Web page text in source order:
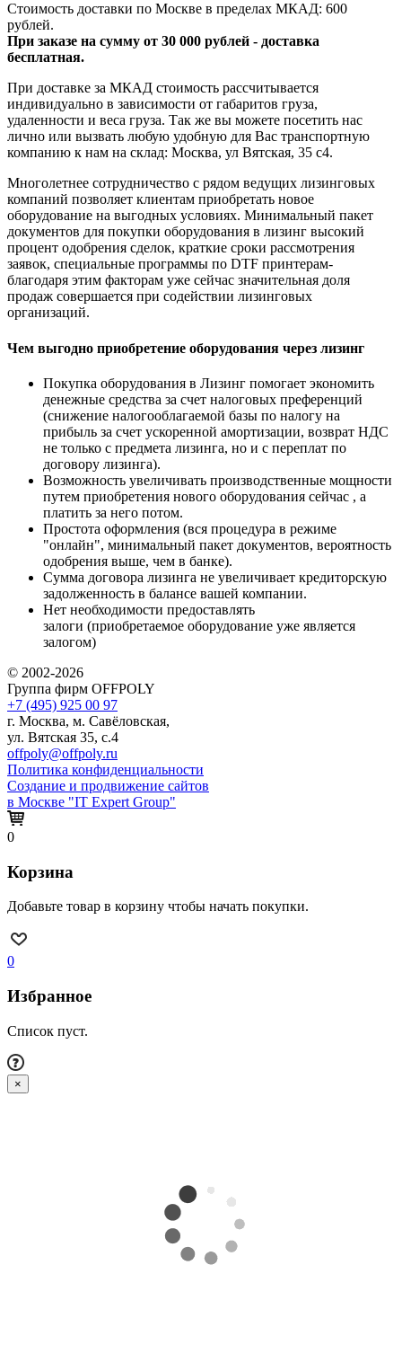
Стоимость доставки по Москве в пределах МКАД: 600
рублей.
При заказе на сумму от 30 000 рублей - доставка
бесплатная.
При доставке за МКАД стоимость рассчитывается
индивидуально в зависимости от габаритов груза,
удаленности и веса груза. Так же вы можете посетить нас
лично или вызвать любую удобную для Вас транспортную
компанию к нам на склад: Москва, ул Вятская, 35 c4.
Многолетнее сотрудничество с рядом ведущих лизинговых
компаний позволяет клиентам приобретать новое
оборудование на выгодных условиях. Минимальный пакет
документов для покупки оборудования в лизинг высокий
процент одобрения сделок, краткие сроки рассмотрения
заявок, специальные программы по DTF принтерам-
благодаря этим факторам уже сейчас значительная доля
продаж совершается при содействии лизинговых
организаций.
Чем выгодно приобретение оборудования через лизинг
Покупка оборудования в Лизинг помогает экономить
денежные средства за счет налоговых преференций
(снижение налогооблагаемой базы по налогу на
прибыль за счет ускоренной амортизации, возврат НДС
не только с предмета лизинга, но и с переплат по
договору лизинга).
Возможность увеличивать производственные мощности
путем приобретения нового оборудования сейчас , а
платить за него потом.
Простота оформления (вся процедура в режиме
"онлайн", минимальный пакет документов, вероятность
одобрения выше, чем в банке).
Сумма договора лизинга не увеличивает кредиторскую
задолженность в балансе вашей компании.
Нет необходимости предоставлять
залоги (приобретаемое оборудование уже является
залогом)
© 2002-2026
Группа фирм OFFPOLY
+7 (495) 925 00 97
г. Москва, м. Савёловская,
ул. Вятская 35, с.4
offpoly@offpoly.ru
Политика конфиденциальности
Создание и продвижение сайтов
в Москве "IT Expert Group"
0
Корзина
Добавьте товар в корзину чтобы начать покупки.
0
Избранное
Список пуст.
×